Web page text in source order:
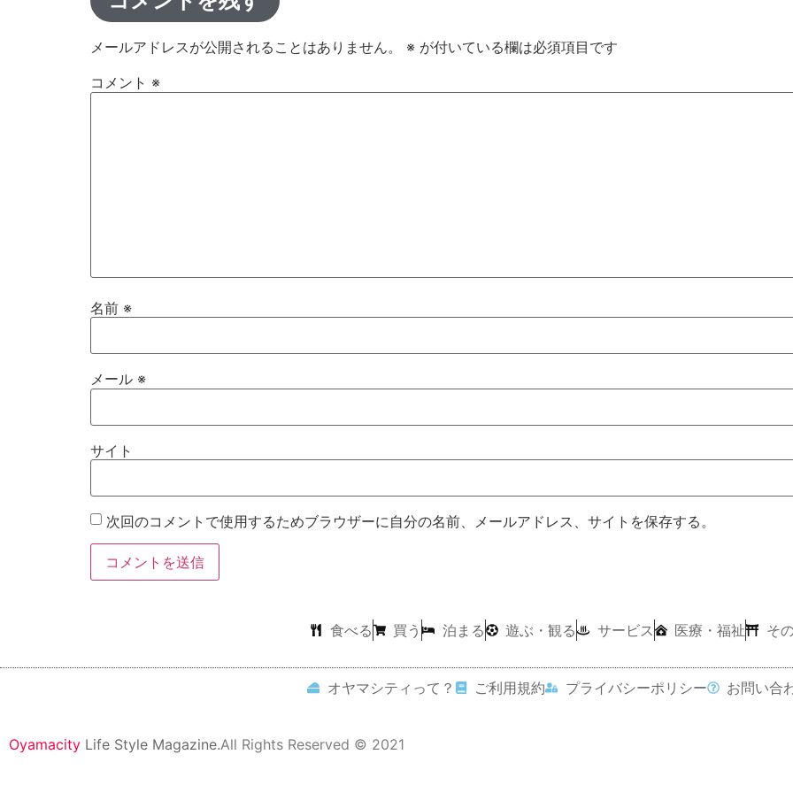
メールアドレスが公開されることはありません。 ※ が付いている欄は必須項目です
コメント ※
名前 ※
メール ※
サイト
次回のコメントで使用するためブラウザーに自分の名前、メールアドレス、サイトを保存する。
食べる 買う 泊まる 遊ぶ・観る サービス 医療・福祉 そ
オヤマシティって？ ご利用規約 プライバシーポリシー お問い合
Oyamacity Life Style Magazine.All Rights Reserved © 2021